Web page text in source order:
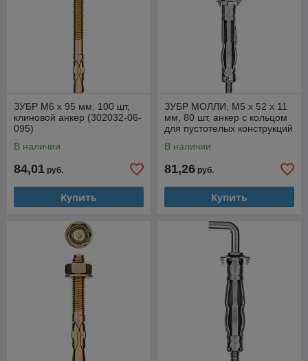
ЗУБР М6 х 95 мм, 100 шт,
клиновой анкер (302032-06-
095)
В наличии
84,01 руб.
Купить
ЗУБР МОЛЛИ, М5 х 52 х 11
мм, 80 шт, анкер с кольцом
для пустотелых конструкций
В наличии
81,26 руб.
Купить